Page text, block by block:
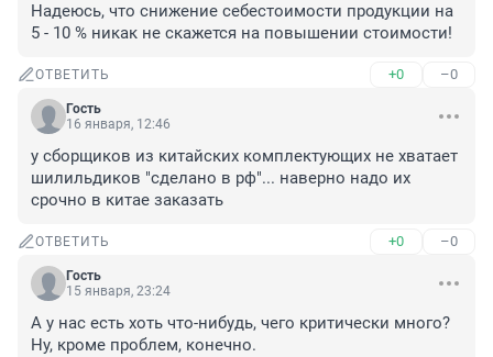
Надеюсь, что снижение себестоимости продукции на
5 - 10 % никак не скажется на повышении стоимости!
ОТВЕТИТЬ +0 –0
Гость
16 января, 12:46
у сборщиков из китайских комплектующих не хватает
шилильдиков "сделано в рф"... наверно надо их
срочно в китае заказать
ОТВЕТИТЬ +0 –0
Гость
15 января, 23:24
А у нас есть хоть что-нибудь, чего критически много?
Ну, кроме проблем, конечно.